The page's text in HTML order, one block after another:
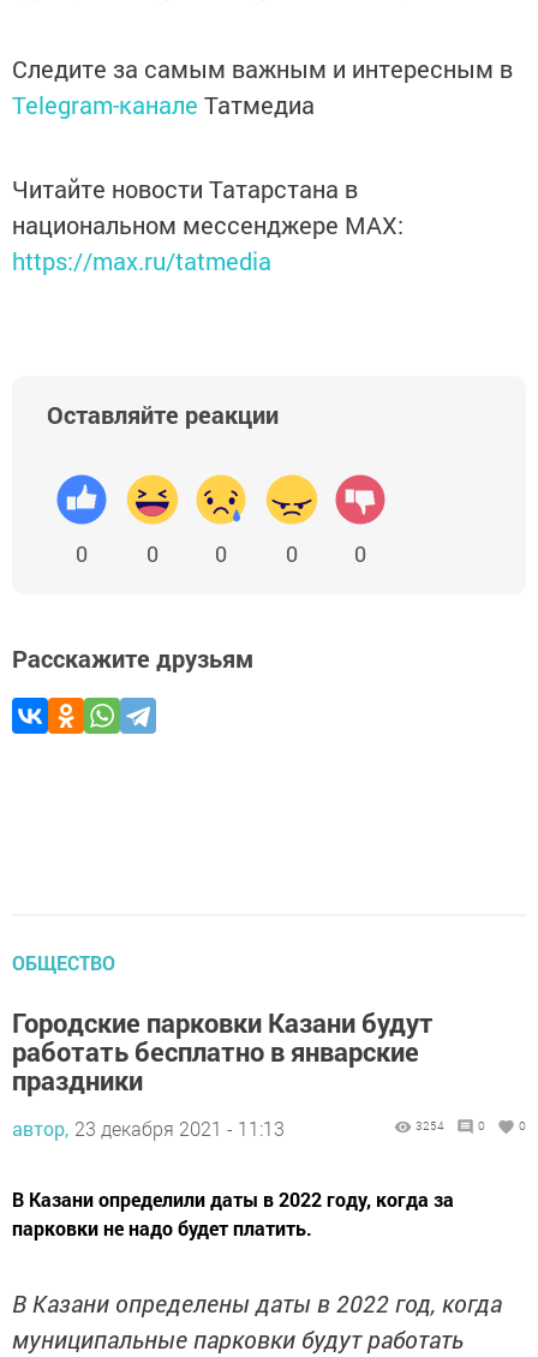
Следите за самым важным и интересным в
Telegram-канале Татмедиа
Читайте новости Татарстана в
национальном мессенджере MАХ:
https://max.ru/tatmedia
Оставляйте реакции
0 0 0 0 0
Расскажите друзьям
ОБЩЕСТВО
Городские парковки Казани будут
работать бесплатно в январские
праздники
автор, 23 декабря 2021 - 11:13 3254 0 0
В Казани определили даты в 2022 году, когда за
парковки не надо будет платить.
В Казани определены даты в 2022 год, когда
муниципальные парковки будут работать